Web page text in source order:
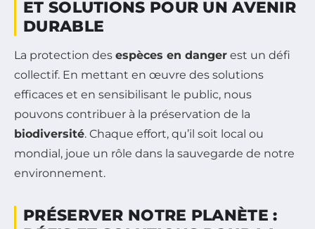
ET SOLUTIONS POUR UN AVENIR
DURABLE
La protection des espèces en danger est un défi
collectif. En mettant en œuvre des solutions
efficaces et en sensibilisant le public, nous
pouvons contribuer à la préservation de la
biodiversité. Chaque effort, qu’il soit local ou
mondial, joue un rôle dans la sauvegarde de notre
environnement.
PRÉSERVER NOTRE PLANÈTE :